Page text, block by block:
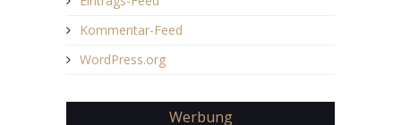
Kommentar-Feed
WordPress.org
Werbung